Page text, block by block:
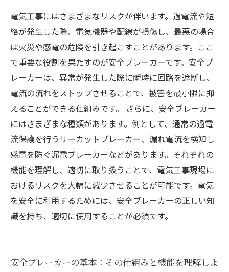
安全ブレーカーの正しい知識がもたらす安心と
は
電気工事の安全性を高めるために：実践しよ
う！
これからの電気工事に必要な安全意識とブレー
カーの選び方
電気工事にはさまざまなリスクが伴います。過電流や短
絡が発生した際、電気機器や配線が損傷し、最悪の場合
は火災や感電の危険を引き起こすことがあります。ここ
で重要な役割を果たすのが安全ブレーカーです。安全ブ
レーカーは、異常が発生した際に瞬時に回路を遮断し、
電流の流れをストップさせることで、被害を最小限に抑
えることができる仕組みです。 さらに、安全ブレーカー
にはさまざまな種類があります。例として、通常の過電
流保護を行うサーカットブレーカー、漏れ電流を検知し
感電を防ぐ漏電ブレーカーなどがあります。それぞれの
機能を理解し、適切に取り扱うことで、電気工事現場に
おけるリスクを大幅に減少させることが可能です。電気
を安全に利用するためには、安全ブレーカーの正しい知
識を持ち、適切に使用することが必須です。
安全ブレーカーの基本：その仕組みと機能を理解しよ